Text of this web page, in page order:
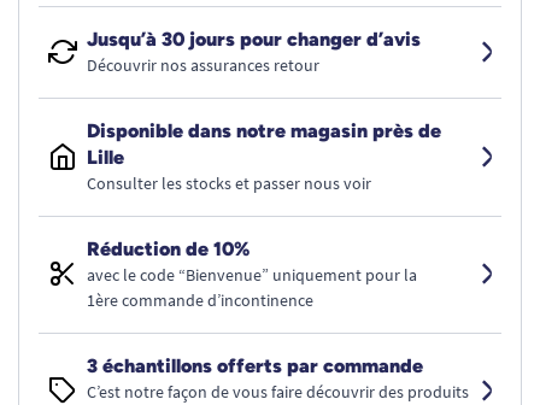
Jusqu’à 30 jours pour changer d’avis
Découvrir nos assurances retour
Disponible dans notre magasin près de
Lille
Consulter les stocks et passer nous voir
Réduction de 10%
avec le code “Bienvenue” uniquement pour la
1ère commande d’incontinence
3 échantillons offerts par commande
C’est notre façon de vous faire découvrir des produits